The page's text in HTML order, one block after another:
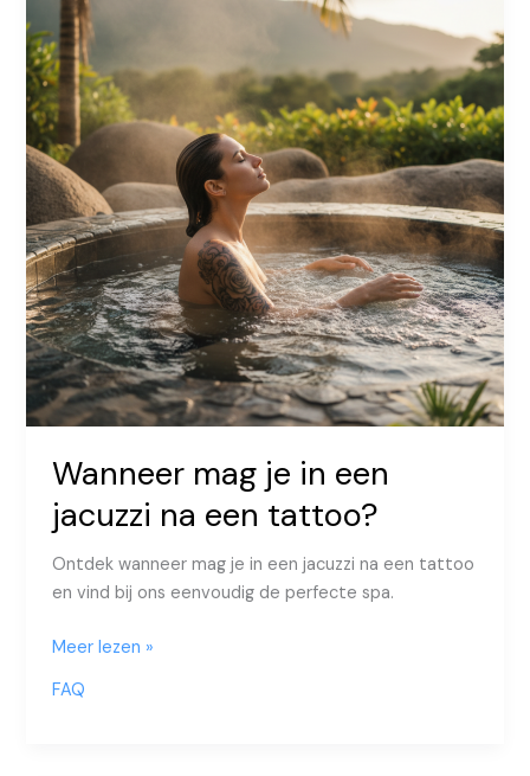
Wanneer mag je in een
jacuzzi na een tattoo?
Ontdek wanneer mag je in een jacuzzi na een tattoo
en vind bij ons eenvoudig de perfecte spa.
Wanneer
je
Meer lezen »
FAQ